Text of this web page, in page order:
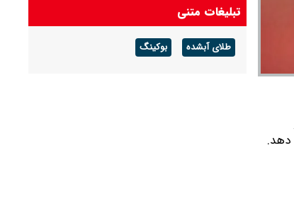
تبلیغات متنی
طلای آبشده بوکینگ